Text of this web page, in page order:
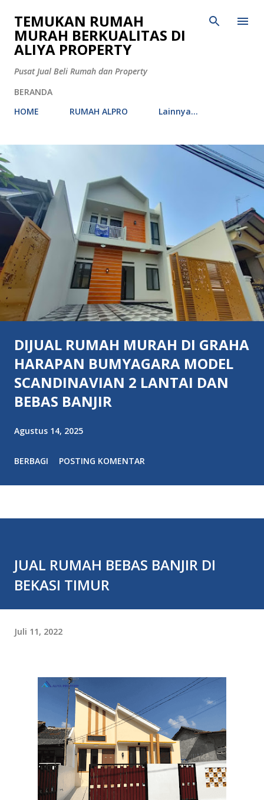
Langsung ke konten utama
TEMUKAN RUMAH
MURAH BERKUALITAS DI
ALIYA PROPERTY
Pusat Jual Beli Rumah dan Property
BERANDA
HOME
RUMAH ALPRO Lainnya…
DIJUAL RUMAH MURAH DI GRAHA
HARAPAN BUMYAGARA MODEL
SCANDINAVIAN 2 LANTAI DAN
BEBAS BANJIR
Agustus 14, 2025
BERBAGI POSTING KOMENTAR
JUAL RUMAH BEBAS BANJIR DI
BEKASI TIMUR
Juli 11, 2022